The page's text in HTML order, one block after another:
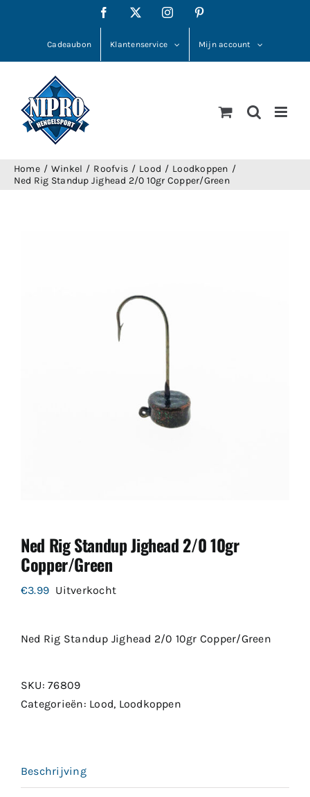
Facebook Instagram
Cadeaubon Klantenservice Mijn account
Home Winkel Roofvis Lood
Loodkoppen
Ned Rig Standup Jighead 2/0 10gr Copper/Green
Ned Rig Standup Jighead 2/0 10gr
Copper/Green
€3.99 Uitverkocht
Ned Rig Standup Jighead 2/0 10gr Copper/Green
SKU:76809
Categorieën: Lood, Loodkoppen
Beschrijving